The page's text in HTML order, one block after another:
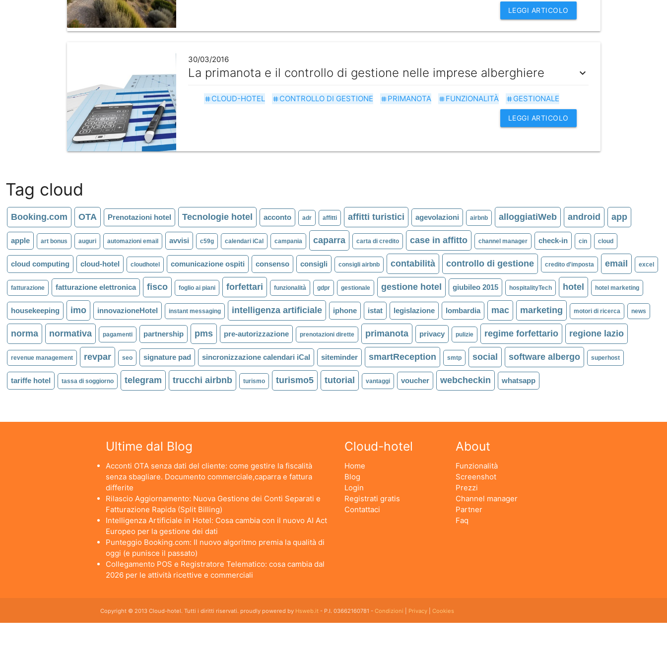
LEGGI ARTICOLO
30/03/2016
La primanota e il controllo di gestione nelle imprese alberghiere expand_more
tag GESTIONALE
tag FUNZIONALITÀ
tag PRIMANOTA
tag CONTROLLO DI GESTIONE
tag CLOUD-HOTEL
LEGGI ARTICOLO
Tag cloud
Booking.com OTA Prenotazioni hotel Tecnologie hotel acconto adr affitti affitti turistici agevolazioni airbnb alloggiatiWeb android app
apple art bonus auguri automazioni email avvisi c59g calendari iCal campania caparra carta di credito case in affitto channel manager check-in cin cloud
cloud computing cloud-hotel cloudhotel comunicazione ospiti consenso consigli consigli airbnb contabilità controllo di gestione credito d'imposta email excel
fatturazione fatturazione elettronica fisco foglio ai piani forfettari funzionalità gdpr gestionale gestione hotel giubileo 2015 hospitalityTech hotel hotel marketing
housekeeping imo innovazioneHotel instant messaging intelligenza artificiale iphone istat legislazione lombardia mac marketing motori di ricerca news
norma normativa pagamenti partnership pms pre-autorizzazione prenotazioni dirette primanota privacy pulizie regime forfettario regione lazio
revenue management revpar seo signature pad sincronizzazione calendari iCal siteminder smartReception smtp social software albergo superhost
tariffe hotel tassa di soggiorno telegram trucchi airbnb turismo turismo5 tutorial vantaggi voucher webcheckin whatsapp
Ultime dal Blog
Acconti OTA senza dati del cliente: come gestire la fiscalità
senza sbagliare. Documento commerciale,caparra e fattura
differite
Rilascio Aggiornamento: Nuova Gestione dei Conti Separati e
Fatturazione Rapida (Split Billing)
Intelligenza Artificiale in Hotel: Cosa cambia con il nuovo AI Act
Europeo per la gestione dei dati
Punteggio Booking.com: Il nuovo algoritmo premia la qualità di
oggi (e punisce il passato)
Collegamento POS e Registratore Telematico: cosa cambia dal
2026 per le attività ricettive e commerciali
Cloud-hotel
Home
Blog
Login
Registrati gratis
Contattaci
About
Funzionalità
Screenshot
Prezzi
Channel manager
Partner
Faq
Copyright © 2013 Cloud-hotel. Tutti i diritti riservati. proudly powered by Hsweb.it- P.I. 03662160781 - Condizioni Privacy| Cookies